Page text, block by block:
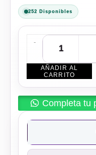
252 Disponibles
-
AÑADIR AL
CARRITO
Completa tu